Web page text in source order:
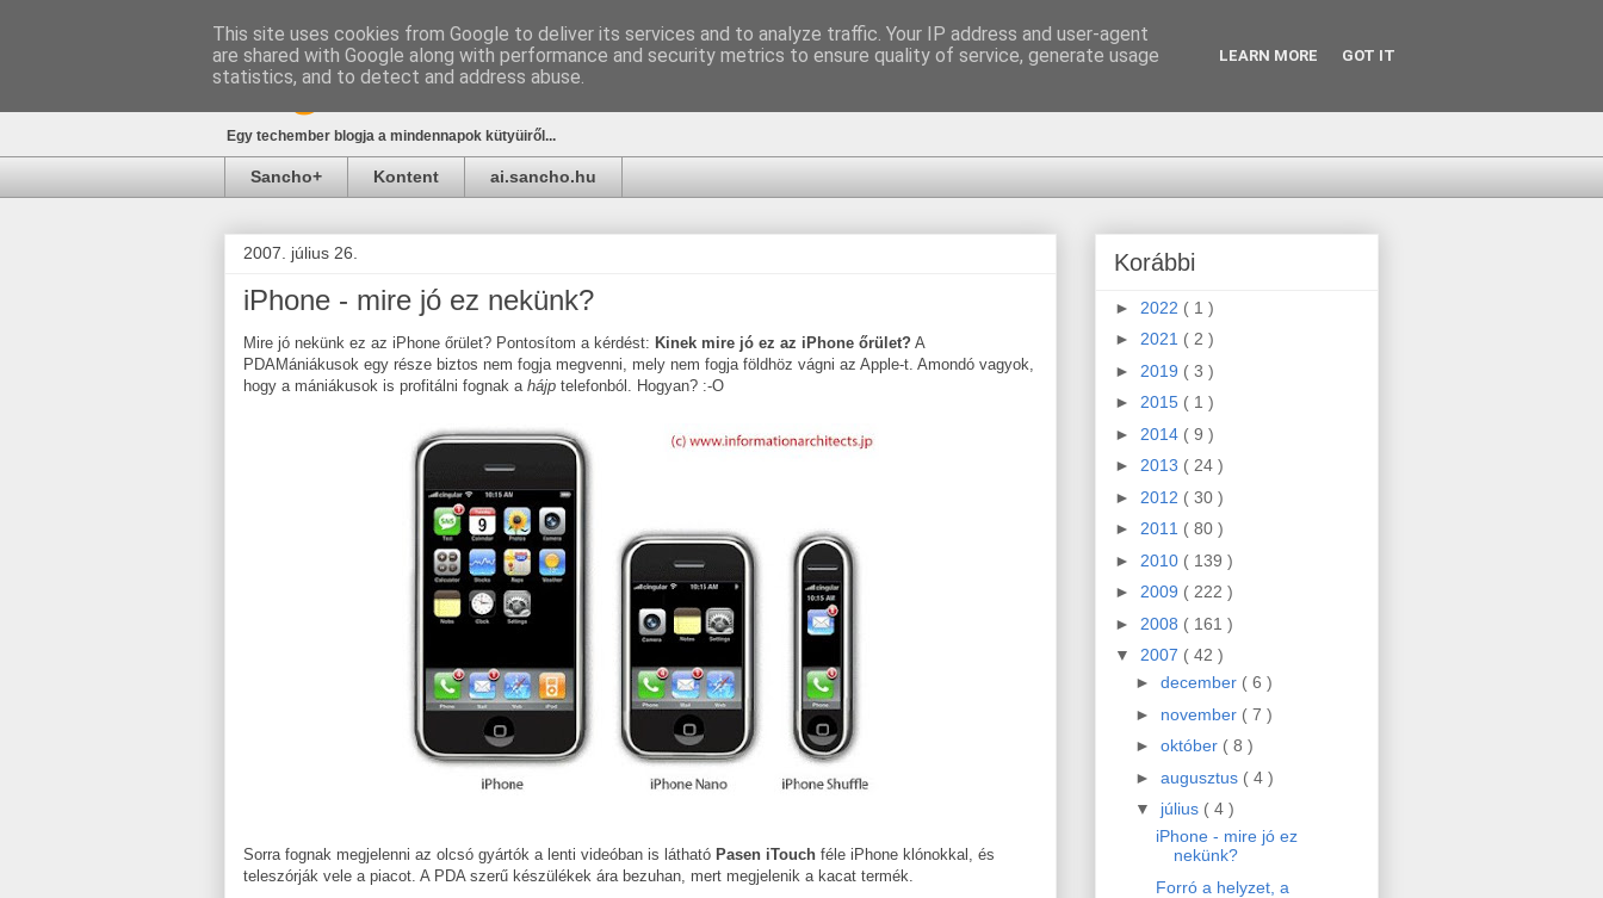
blog.sancho.hu
Egy techember blogja a mindennapok kütyüiről...
Sancho+ Kontent ai.sancho.hu
2007. július 26.
iPhone - mire jó ez nekünk?
Mire jó nekünk ez az iPhone őrület? Pontosítom a kérdést: Kinek mire jó ez az iPhone őrület? A
PDAMániákusok egy része biztos nem fogja megvenni, mely nem fogja földhöz vágni az Apple-t. Amondó vagyok,
hogy a mániákusok is profitálni fognak a hájp telefonból. Hogyan? :-O
Sorra fognak megjelenni az olcsó gyártók a lenti videóban is látható Pasen iTouch féle iPhone klónokkal, és
teleszórják vele a piacot. A PDA szerű készülékek ára bezuhan, mert megjelenik a kacat termék.
Korábbi
► 2022 ( 1 )
► 2021 ( 2 )
► 2019 ( 3 )
► 2015 ( 1 )
► 2014 ( 9 )
► 2013 ( 24 )
► 2012 ( 30 )
► 2011 ( 80 )
► 2010 ( 139 )
► 2009 ( 222 )
► 2008 ( 161 )
▼ 2007 ( 42 )
► december ( 6 )
► november ( 7 )
► október ( 8 )
► augusztus ( 4 )
▼ július ( 4 )
iPhone - mire jó ez
nekünk?
Forró a helyzet, a
This site uses cookies from Google to deliver its services and to analyze traffic. Your IP address and user-agent
are shared with Google along with performance and security metrics to ensure quality of service, generate usage
statistics, and to detect and address abuse.
LEARN MORE GOT IT